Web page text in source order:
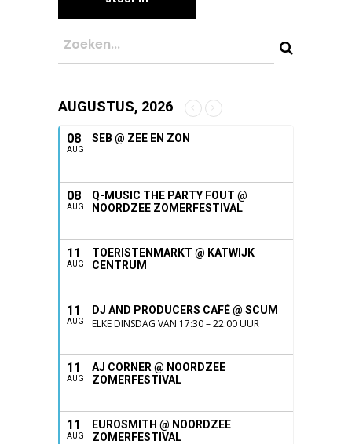
AUGUSTUS, 2026
08
AUG
SEB @ ZEE EN ZON
08
AUG
Q-MUSIC THE PARTY FOUT @
NOORDZEE ZOMERFESTIVAL
11
AUG
TOERISTENMARKT @ KATWIJK
CENTRUM
11
AUG
DJ AND PRODUCERS CAFÉ @ SCUM
ELKE DINSDAG VAN 17:30 – 22:00 UUR
11
AUG
AJ CORNER @ NOORDZEE
ZOMERFESTIVAL
11
AUG
EUROSMITH @ NOORDZEE
ZOMERFESTIVAL